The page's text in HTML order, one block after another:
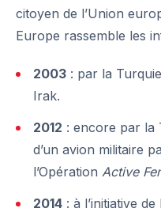
citoyen de l’Union
Europe rassemble les
2003 : par la
Irak.
2012 : encore par la
d’un avion militaire
l’Opération Active
2014 : à l’initiative